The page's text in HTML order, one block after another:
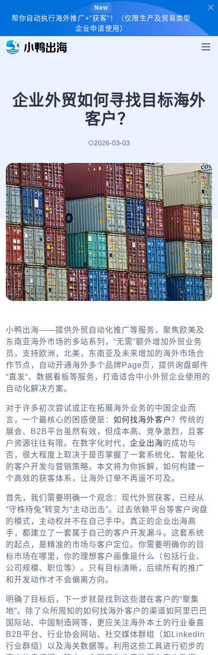
New
帮你自动执行海外推广+"获客"！（仅限生产及贸易类型
企业申请使用）
企业外贸如何寻找目标海外
客户？
2026-03-03
小鸭出海——提供外贸自动化推广等服务，聚焦欧美及
东南亚海外市场的多站系列，“无需”额外增加外贸业务
员，支持欧洲，北美，东南亚及未来增加的海外市场合
作节点，自动开通海外多个品牌Page页，提供询盘邮件
“直发“、数据看板等服务，打造适合中小外贸企业使用的
自动化解决方案。
对于许多初次尝试或正在拓展海外业务的中国企业而
言，一个最核心的困惑便是： 如何找海外客户？传统的
展会、B2B平台虽然有效，但成本高、竞争激烈，且客
户资源往往有限。在数字化时代， 企业出海的成功与
否，很大程度上取决于是否掌握了一套系统化、智能化
的客户开发与营销策略。本文将为你拆解，如何构建一
个高效的获客体系，让海外订单不再遥不可及。
首先，我们需要明确一个观念：现代外贸获客，已经从
“守株待兔”转变为“主动出击”。过去依赖平台等客户询盘
的模式，主动权并不在自己手中。真正的企业出海高
手，都建立了一套属于自己的客户开发漏斗。这套系统
的起点，是精准的市场与客户定位。你需要明确你的目
标市场在哪里，你的理想客户画像是什么（包括行业、
公司规模、职位等）。只有目标清晰，后续所有的推广
和开发动作才不会偏离方向。
明确了目标后，下一步就是找到这些潜在客户的“聚集
地”。除了众所周知的如何找海外客户 的渠道如阿里巴巴
国际站、中国制造网等，更应关注海外本土的行业垂直
B2B平台、行业协会网站、社交媒体群组（如LinkedIn
行业群组）以及海关数据等。利用这些工具进行初步的